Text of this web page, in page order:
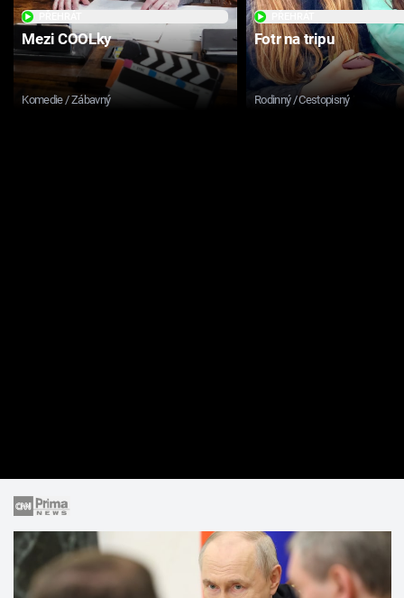
Mezi COOLky
Komedie / Zábavný
Fotr na tripu
Rodinný / Cestopisný